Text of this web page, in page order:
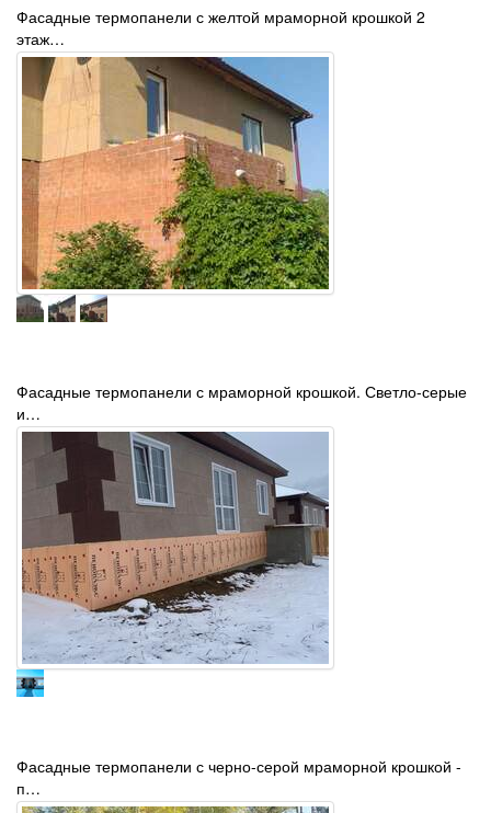
Фасадные термопанели с желтой мраморной крошкой 2
этаж…
Фасадные термопанели с мраморной крошкой. Светло-серые
и…
Фасадные термопанели с черно-серой мраморной крошкой -
п…